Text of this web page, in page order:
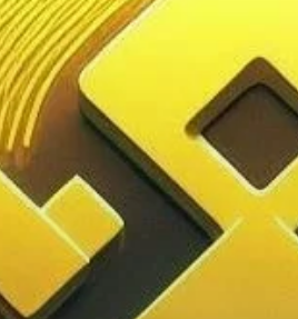
Dans un tournant
des événements,
Zhao, le
l’une des plus
plateformes